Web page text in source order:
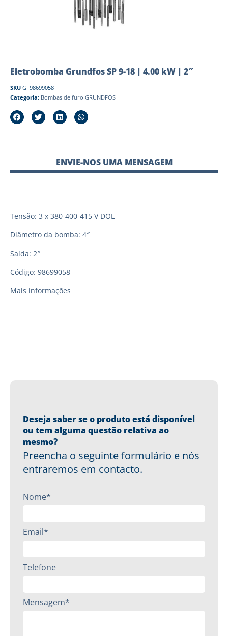
Eletrobomba Grundfos SP 9-18 | 4.00 kW | 2″
SKU GF98699058
Categoria: Bombas de furo GRUNDFOS
ENVIE-NOS UMA MENSAGEM
Tensão: 3 x 380-400-415 V DOL
Diâmetro da bomba: 4″
Saída: 2″
Código: 98699058
Mais informações
Deseja saber se o produto está disponível
ou tem alguma questão relativa ao
mesmo?
Preencha o seguinte formulário e nós
entraremos em contacto.
Nome*
Email*
Telefone
Mensagem*